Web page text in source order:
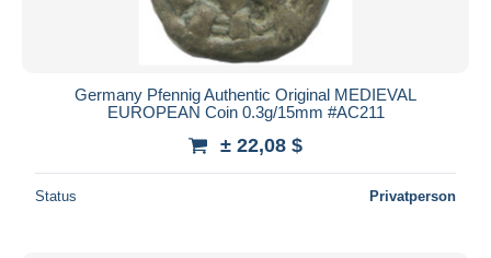
Germany Pfennig Authentic Original MEDIEVAL
EUROPEAN Coin 0.3g/15mm #AC211
± 22,08 $
Status Privatperson